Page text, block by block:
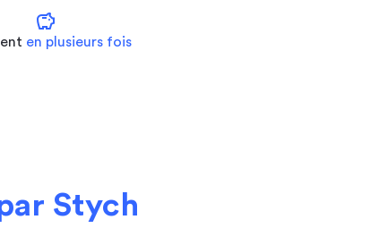
savings
en plusieurs fois
Stych